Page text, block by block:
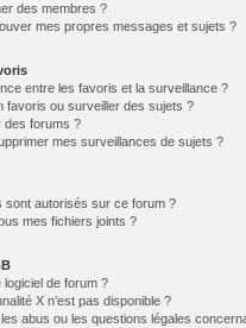
des membres ?
mes propres messages et sujets ?
entre les favoris et la surveillance ?
favoris ou surveiller des sujets ?
des forums ?
mes surveillances de sujets ?
sont autorisés sur ce forum ?
mes fichiers joints ?
de forum ?
X n’est pas disponible ?
abus ou les questions légales